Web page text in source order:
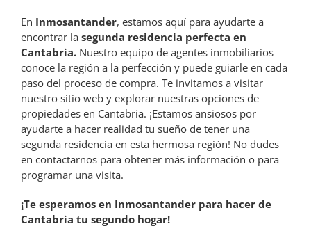
En Inmosantander, estamos aquí para ayudarte a
encontrar la segunda residencia perfecta en
Cantabria. Nuestro equipo de agentes inmobiliarios
conoce la región a la perfección y puede guiarle en cada
paso del proceso de compra. Te invitamos a visitar
nuestro sitio web y explorar nuestras opciones de
propiedades en Cantabria. ¡Estamos ansiosos por
ayudarte a hacer realidad tu sueño de tener una
segunda residencia en esta hermosa región! No dudes
en contactarnos para obtener más información o para
programar una visita.
¡Te esperamos en Inmosantander para hacer de
Cantabria tu segundo hogar!